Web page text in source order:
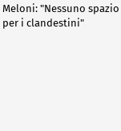
Meloni: "Nessuno spazio
per i clandestini"